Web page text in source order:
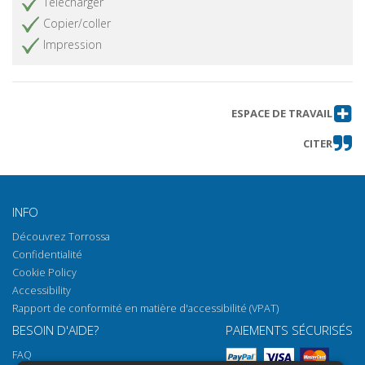
Copier/coller
Impression
ESPACE DE TRAVAIL
CITER
INFO
Découvrez Torrossa
Confidentialité
Cookie Policy
Accessibility
Rapport de conformité en matière d'accessibilité (VPAT)
BESOIN D'AIDE?
FAQ
PAIEMENTS SÉCURISÉS